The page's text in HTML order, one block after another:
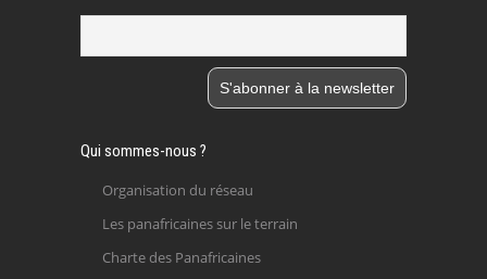
Qui sommes-nous ?
Organisation du réseau
Les panafricaines sur le terrain
Charte des Panafricaines